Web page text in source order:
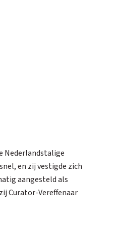
Nederlandstalige
en zij vestigde zich
aangesteld als
Curator-Vereffenaar